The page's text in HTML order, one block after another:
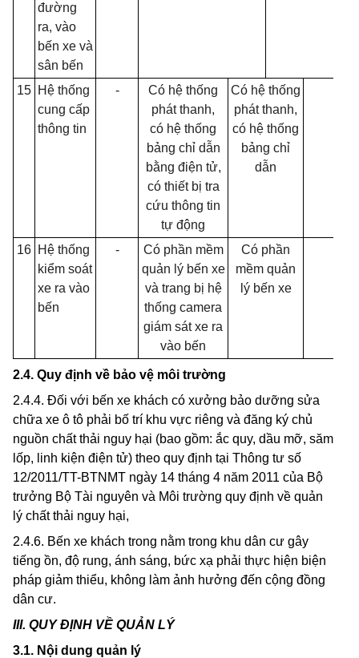
đường
ra, vào
bến xe và
sân bến
15 Hệ thống
cung cấp
thông tin
-
Có hệ thống
phát thanh,
có hệ thống
bảng chỉ dẫn
bằng điện tử,
có thiết bị tra
cứu thông tin
tự động
Có hệ thống
phát thanh,
có hệ thống
bảng chỉ
dẫn
16 Hệ thống
kiểm soát
xe ra vào
bến
-
Có phần mềm
quản lý bến xe
và trang bị hệ
thống camera
giám sát xe ra
vào bến
Có phần
mềm quản
ý bến xe
2.4. Quy định về bảo vệ môi trường
2.4.4. Đối với bến xe khách có xưởng bảo dưỡng sửa
chữa xe ô tô phải bố trí khu vực riêng và đăng ký chủ
nguồn chất thải nguy hại (bao gồm: ắc quy, dầu mỡ, săm
lốp, linh kiện điện tử) theo quy định tại Thông tư số
12/2011/TT-BTNMT ngày 14 tháng 4 năm 2011 của Bộ
trưởng Bộ Tài nguyên và Môi trường quy định về quản
lý chất thải nguy hại,
2.4.6. Bến xe khách trong nằm trong khu dân cư gây
tiếng ồn, độ rung, ánh sáng, bức xạ phải thực hiện biện
pháp giảm thiểu, không làm ảnh hưởng đến cộng đồng
dân cư.
III. QUY ĐỊNH VỀ QUẢN LÝ
3.1. Nội dung quản ý